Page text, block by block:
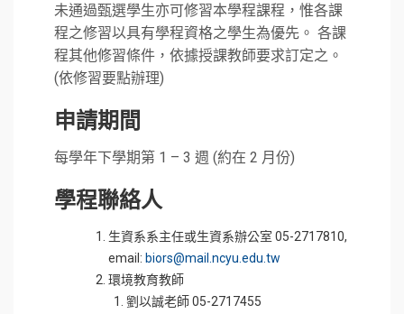
未通過甄選學生亦可修習本學程課程，惟各課
程之修習以具有學程資格之學生為優先。 各課
程其他修習條件，依據授課教師要求訂定之。
(依修習要點辦理)
申請期間
每學年下學期第 1 – 3 週 (約在 2 月份)
學程聯絡人
生資系系主任或生資系辦公室 05-2717810,
email: biors@mail.ncyu.edu.tw
環境教育教師
劉以誠老師 05-2717455